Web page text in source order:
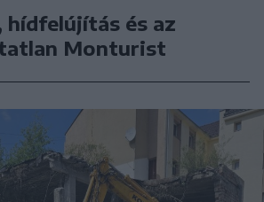
hídfelújítás és az
Monturist